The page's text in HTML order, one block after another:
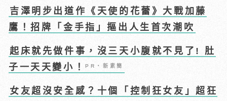
吉澤明步出道作《天使的花蕾》大戰加藤
鷹！招牌「金手指」摳出人生首次潮吹
起床就先做件事，沒三天小腹就不見了! 肚
子一天天變小！PR・新素簡
女友超沒安全感？十個「控制狂女友」超狂